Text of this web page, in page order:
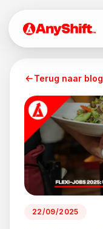
Terug naar blog
22/09/2025